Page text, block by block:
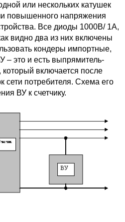
или нескольких катушек
повышенного напряжения
Все диоды 1000В/ 1А,
видно два из них включены
кондеры импортные,
– это и есть выпрямитель-
включается после
сети потребителя. Схема его
ВУ к счетчику.